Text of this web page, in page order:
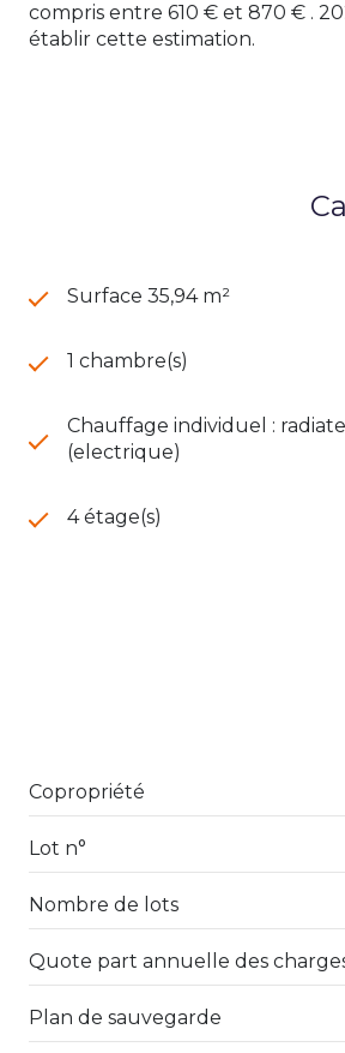
compris entre 610 € et 870 € .
établir cette estimation.
Surface 35,94 m²
1 chambre(s)
Chauffage individuel :
(electrique)
4 étage(s)
Copropriété
Lot n°
Nombre de lots
Quote part annuelle des
Plan de sauvegarde